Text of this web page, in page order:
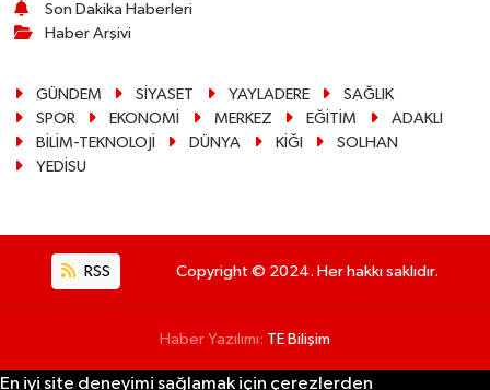
Son Dakika Haberleri
Haber Arşivi
GÜNDEM SİYASET YAYLADERE
SAĞLIK
SPOR
EKONOMİ MERKEZ EĞİTİM
ADAKLI
BİLİM-TEKNOLOJİ
DÜNYA KİĞI
SOLHAN
YEDİSU
RSS Copyright © 2024. Her hakkı saklıdır.
Haber Yazılımı: TE Bilişim
En iyi site deneyimi sağlamak için çerezlerden